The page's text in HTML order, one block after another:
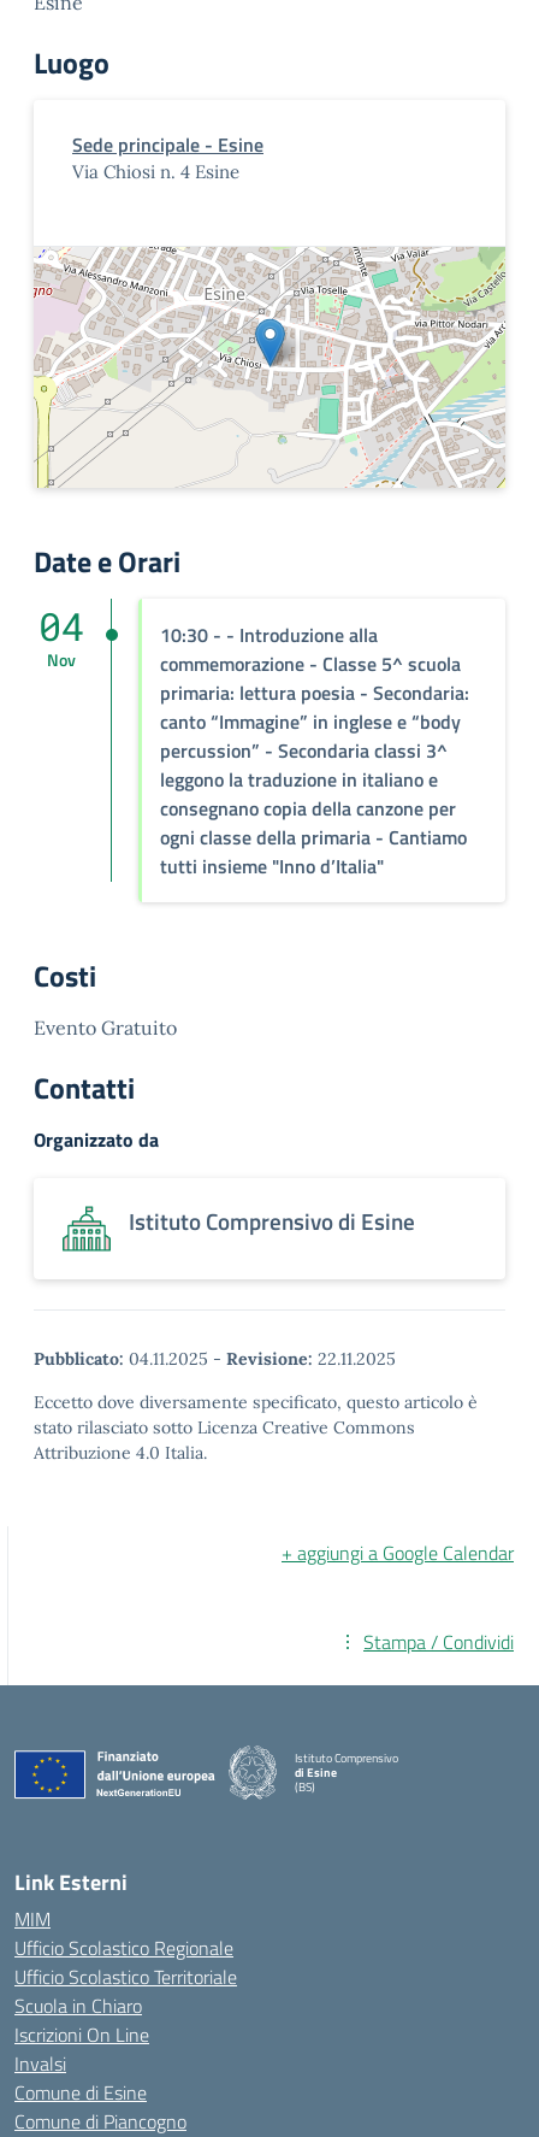
Luogo
Sede principale - Esine
Via Chiosi n. 4 Esine
Date e Orari
10:30 - - Introduzione alla
commemorazione - Classe 5^ scuola
primaria: lettura poesia - Secondaria:
canto “Immagine” in inglese e “body
percussion” - Secondaria classi 3^
leggono la traduzione in italiano e
consegnano copia della canzone per
ogni classe della primaria - Cantiamo
tutti insieme "Inno d’Italia"
04
Nov
Costi
Evento Gratuito
Contatti
Organizzato da
Istituto Comprensivo di Esine
Pubblicato: 04.11.2025 - Revisione: 22.11.2025
Eccetto dove diversamente specificato, questo articolo è
stato rilasciato sotto Licenza Creative Commons
Attribuzione 4.0 Italia.
+ aggiungi a Google Calendar
Stampa / Condividi
Istituto Comprensivo
di Esine
(BS)
Link Esterni
MIM
Ufficio Scolastico Regionale
Ufficio Scolastico Territoriale
Scuola in Chiaro
Iscrizioni On Line
Invalsi
Comune di Esine
Comune di Piancogno